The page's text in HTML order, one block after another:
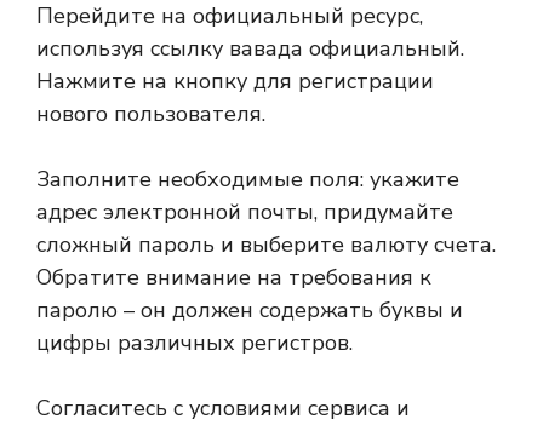
Перейдите на официальный ресурс,
используя ссылку вавада официальный.
Нажмите на кнопку для регистрации
нового пользователя.
Заполните необходимые поля: укажите
адрес электронной почты, придумайте
сложный пароль и выберите валюту счета.
Обратите внимание на требования к
паролю – он должен содержать буквы и
цифры различных регистров.
Согласитесь с условиями сервиса и